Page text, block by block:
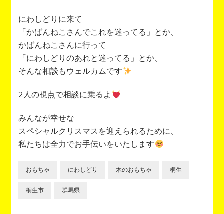
にわしどりに来て
「かばんねこさんでこれを迷ってる」とか、
かばんねこさんに行って
「にわしどりのあれと迷ってる」とか、
そんな相談もウェルカムです
2人の視点で相談に乗るよ
みんなが幸せな
スペシャルクリスマスを迎えられるために、
私たちは全力でお手伝いをいたします
おもちゃ にわしどり 木のおもちゃ 桐生
桐生市 群馬県